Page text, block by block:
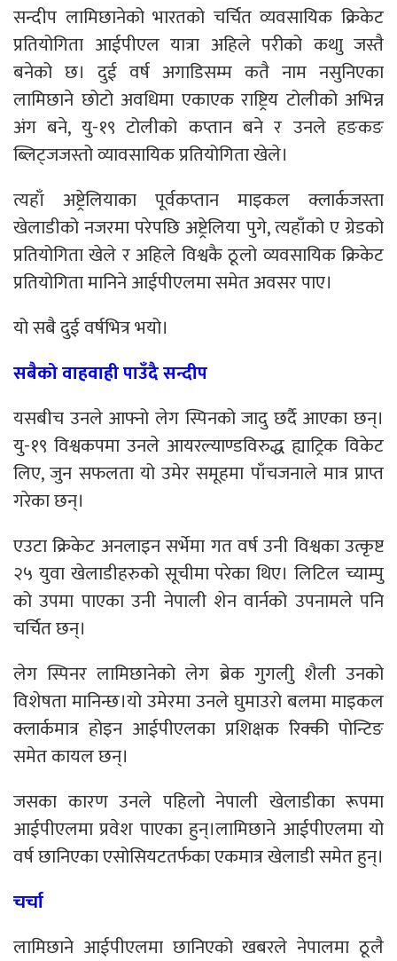
सन्दीप लामिछानेको भारतको चर्चित व्यवसाय‌िक क्रिकेट
प्रतियोगिता आईपीएल यात्रा अहिले परीको कथाु जस्तै
बनेको छ। दुई वर्ष अगाड‌िसम्म कतै नाम नसुनिएका
लामिछाने छोटो अवधिमा एकाएक राष्ट्रिय टोलीको अभिन्न
अंग बने, यु-१९ टोलीको कप्तान बने र उनले हङकङ
ब्लिट्जजस्तो व्यावसाय‌िक प्रतियोगिता खेले।
त्यहाँ अष्ट्रेलियाका पूर्वकप्तान माइकल क्लार्कजस्ता
खेलाडीको नजरमा परेपछि अष्ट्रेलिया पुगे, त्यहाँको ए ग्रेडको
प्रतियोगिता खेले र अहिले विश्वकै ठूलो व्यवसाय‌िक क्रिकेट
प्रतियोगिता मानिने आईपीएलमा समेत अवसर पाए।
यो सबै दुई वर्षभित्र भयो।
सबैको वाहवाही पाउँदै सन्दीप
यसबीच उनले आफ्नो लेग स्प‌िनको जादु छर्दै आएका छन्।
यु-१९ विश्वकपमा उनले आयरल्याण्डविरुद्ध ह्याट्रिक विकेट
लिए, जुन सफलता यो उमेर समूहमा पाँचजनाले मात्र प्राप्त
गरेका छन्।
एउटा क्रिकेट अनलाइन सर्भेमा गत वर्ष उनी विश्वका उत्कृष्ट
२५ युवा खेलाडीहरुको सूचीमा परेका थिए। लिटिल च्याम्पु
को उपमा पाएका उनी नेपाली शेन वार्नको उपनामले पनि
चर्चित छन्।
लेग स्पिनर लामिछानेको लेग ब्रेक गुगलीु शैली उनको
विशेषता मानिन्छ।यो उमेरमा उनले घुमाउरो बलमा माइकल
क्लार्कमात्र होइन आईपीएलका प्रशिक्षक रिक्की पोन्टिङ
समेत कायल छन्।
जसका कारण उनले पहिलो नेपाली खेलाडीका रूपमा
आईपीएलमा प्रवेश पाएका हुन्।लामिछाने आईपीएलमा यो
वर्ष छानिएका एसोसियटतर्फका एकमात्र खेलाडी समेत हुन्।
चर्चा
लामिछाने आईपीएलमा छानिएको खबरले नेपालमा ठूलै